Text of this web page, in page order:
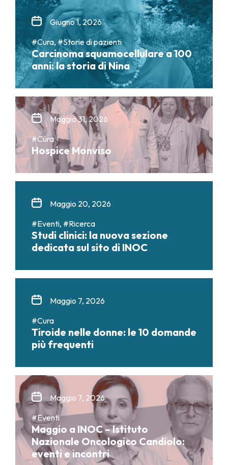
Giugno 1, 2026
#Cura, #Storie di pazienti
Carcinoma squamocellulare a 100
anni: la storia di Nina
Maggio 31, 2026
#Cura
Hospice Monviso
Maggio 20, 2026
#Eventi, #Ricerca
Studi clinici: la nuova sezione
dedicata sul sito di INOC
Maggio 7, 2026
#Cura
Tiroide nelle donne: le 10 domande
più frequenti
Maggio 7, 2026
#Eventi
Maggio a INOC – Istituto
Nazionale Oncologico Candiolo:
eventi e incontri